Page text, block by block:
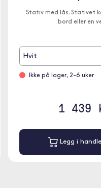
Stativ med lås. Stativet
bord eller en
Hvit
Ikke på lager, 2-6 uker
1 439
Legg i